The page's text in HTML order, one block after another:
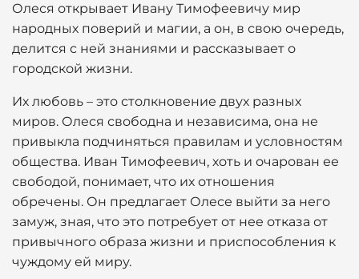
Олеся открывает Ивану Тимофеевичу мир
народных поверий и магии, а он, в свою очередь,
делится с ней знаниями и рассказывает о
городской жизни.
Их любовь – это столкновение двух разных
миров. Олеся свободна и независима, она не
привыкла подчиняться правилам и условностям
общества. Иван Тимофеевич, хоть и очарован ее
свободой, понимает, что их отношения
обречены. Он предлагает Олесе выйти за него
замуж, зная, что это потребует от нее отказа от
привычного образа жизни и приспособления к
чуждому ей миру.